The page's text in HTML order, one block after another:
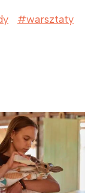
warsztaty